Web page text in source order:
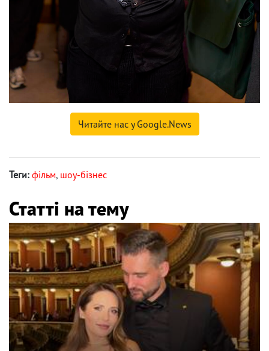
Читайте нас у Google.News
Теги: фільм, шоу-бізнес
Статті на тему